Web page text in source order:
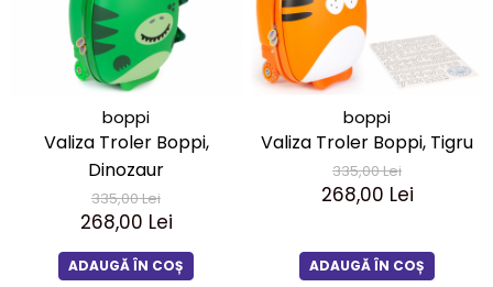
boppi
Valiza Troler Boppi,
Dinozaur
335,00 Lei
268,00 Lei
ADAUGĂ ÎN COȘ
boppi
Valiza Troler Boppi, Tigru
335,00 Lei
268,00 Lei
ADAUGĂ ÎN COȘ